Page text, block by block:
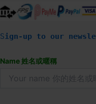
Sign-up to our
Name 姓名或暱稱